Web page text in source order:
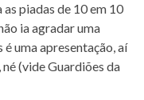
piadas de 10 em 10
ia agradar uma
uma apresentação, aí
(vide Guardiões da